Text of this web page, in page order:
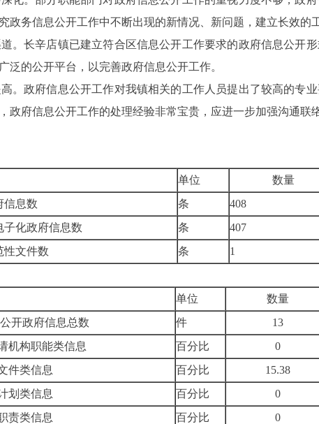
务信息公开工作中不断出现的新情况、新问题，建立长效的
。长辛店镇已建立符合区信息公开工作要求的政府信息公开
泛的公开平台，以完善政府信息公开工作。
。政府信息公开工作对我镇相关的工作人员提出了较高的专
府信息公开工作的处理经验非常宝贵，应进一步加强沟通联络
单位
数量
信息数
条
408
子化政府信息数
条
407
性文件数
条
1
单位
数量
开政府信息总数
件
13
机构职能类信息 百分比
0
件类信息 百分比
15.38
划类信息 百分比
0
责类信息 百分比
0